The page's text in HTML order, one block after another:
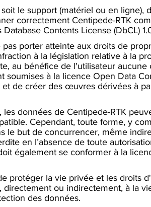
le support (matériel ou en ligne),
correctement Centipede-RTK
Contents License (DbCL)
porter atteinte aux droits de
à la législation relative à la
au bénéfice de l'utilisateur aucune
soumises à la licence Open Data
et de créer des œuvres dérivées à
données de Centipede-RTK
Cependant, toute forme, y
le but de concurrencer, même
en l’absence de toute
également se conformer à la
protéger la vie privée et les droits
ou indirectement, à la
des données.